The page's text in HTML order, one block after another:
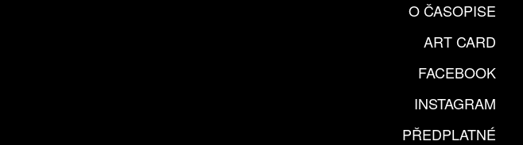
O ČASOPISE
ART CARD
FACEBOOK
INSTAGRAM
PŘEDPLATNÉ